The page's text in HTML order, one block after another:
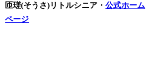
匝瑳(そうさ)リトルシニア・公式ホーム
ページ